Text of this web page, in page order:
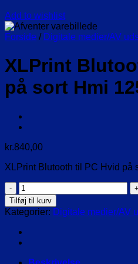
Add to wishlist
Forside / Digitale medier/AV
XLPrint
på sort Hmi
kr.840,00
XLPrint Blutooth til PC Hvid på
XLPrint
Blutooth
til
PC
Hvid
på
Hmi
Tilføj til kurv
Kategorier: Digitale medier/AV